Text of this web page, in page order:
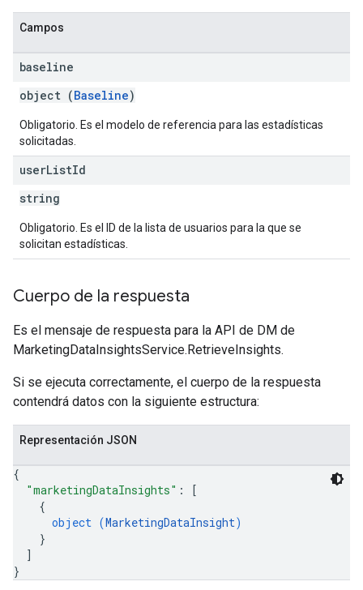
Campos
baseline
object (Baseline)
Obligatorio. Es el modelo de referencia para las estadísticas
solicitadas.
userListId
string
Obligatorio. Es el ID de la lista de usuarios para la que se
solicitan estadísticas.
Cuerpo de la respuesta
Es el mensaje de respuesta para la API de DM de
MarketingDataInsightsService.RetrieveInsights.
Si se ejecuta correctamente, el cuerpo de la respuesta
contendrá datos con la siguiente estructura:
Representación JSON
{
"marketingDataInsights" :
[
{
object (MarketingDataInsight)
}
]
}